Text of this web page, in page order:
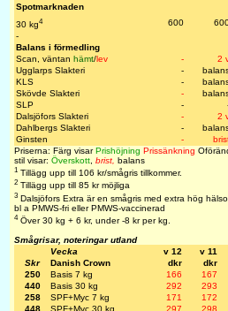
Spotmarknaden
30 kg4 600
-
Balans i förmedling
Scan, väntan hämt/lev -
2
Ugglarps Slakteri
-
KLS
-
Skövde Slakteri
-
SLP
-
Dalsjöfors Slakteri
-
2
Dahlbergs Slakteri
-
Ginsten
-
Priserna: Färg visarPrishöjning Prissänkning
stil visar: Överskott brist, balans
1 Tillägg upp till 106 kr/smågris tillkommer.
2 Tillägg upp till 85 kr möjliga
3 Dalsjöfors Extra är en smågris med extra hög
bl a PMWS-fri eller PMWS-vaccinerad
4Över 30 kg + 6 kr, under -8 kr per kg.
Smågrisar, noteringar utland
Vecka
v 12
v 11
Skr
Danish Crown dkr
dkr
250
Basis 7 kg 166
167
440
Basis 30 kg 292
293
258
SPF+Myc 7 kg 171
172
448
SPF+Myc 30 kg 297
298